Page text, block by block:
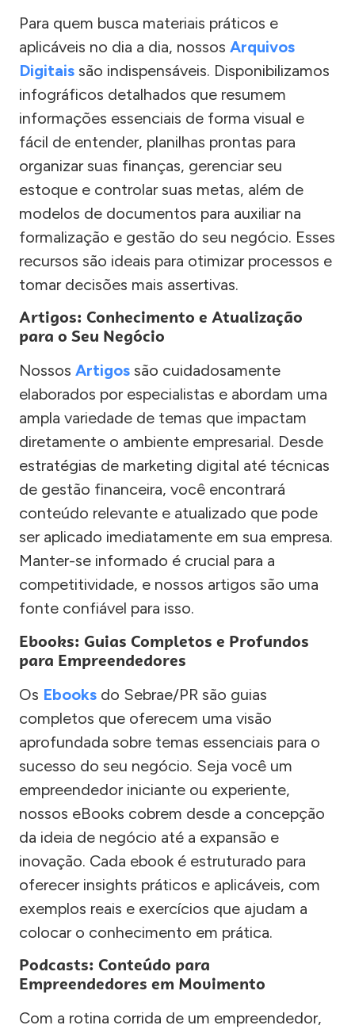
Para quem busca materiais práticos e
aplicáveis no dia a dia, nossos Arquivos
Digitais são indispensáveis. Disponibilizamos
infográficos detalhados que resumem
informações essenciais de forma visual e
fácil de entender, planilhas prontas para
organizar suas finanças, gerenciar seu
estoque e controlar suas metas, além de
modelos de documentos para auxiliar na
formalização e gestão do seu negócio. Esses
recursos são ideais para otimizar processos e
tomar decisões mais assertivas.
Artigos: Conhecimento e Atualização
para o Seu Negócio
Nossos Artigos são cuidadosamente
elaborados por especialistas e abordam uma
ampla variedade de temas que impactam
diretamente o ambiente empresarial. Desde
estratégias de marketing digital até técnicas
de gestão financeira, você encontrará
conteúdo relevante e atualizado que pode
ser aplicado imediatamente em sua empresa.
Manter-se informado é crucial para a
competitividade, e nossos artigos são uma
fonte confiável para isso.
Ebooks: Guias Completos e Profundos
para Empreendedores
Os Ebooks do Sebrae/PR são guias
completos que oferecem uma visão
aprofundada sobre temas essenciais para o
sucesso do seu negócio. Seja você um
empreendedor iniciante ou experiente,
nossos eBooks cobrem desde a concepção
da ideia de negócio até a expansão e
inovação. Cada ebook é estruturado para
oferecer insights práticos e aplicáveis, com
exemplos reais e exercícios que ajudam a
colocar o conhecimento em prática.
Podcasts: Conteúdo para
Empreendedores em Movimento
Com a rotina corrida de um empreendedor,